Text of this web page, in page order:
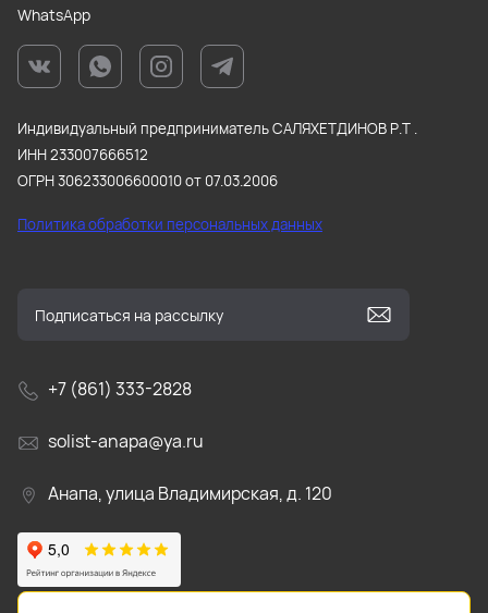
WhatsApp
Индивидуальный предприниматель САЛЯХЕТДИНОВ Р.Т .
ИНН 233007666512
ОГРН 306233006600010 от 07.03.2006
Политика обработки персональных данных
+7 (861) 333-2828
solist-anapa@ya.ru
Анапа, улица Владимирская, д. 120